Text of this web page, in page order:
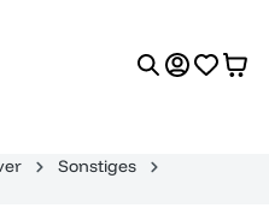
Sonstiges